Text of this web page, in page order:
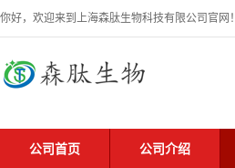
你好，欢迎来到上海森肽生物科技有限公司官网！
公司首页 公司介绍